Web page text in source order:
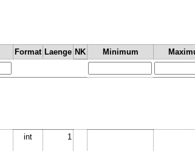
Format Laenge NK Minimum
int 1